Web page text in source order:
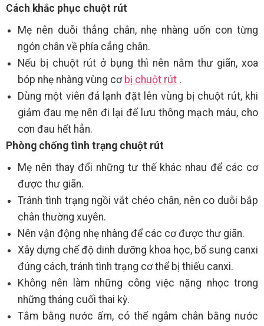
Cách khắc phục chuột rút
Mẹ nên duỗi thẳng chân, nhẹ nhàng uốn con từng
ngón chân về phía cẳng chân.
Nếu bị chuột rút ở bụng thì nên nằm thư giãn, xoa
bóp nhẹ nhàng vùng cơ bị chuột rút .
Dùng một viên đá lạnh đặt lên vùng bị chuột rút, khi
giảm đau mẹ nên đi lại để lưu thông mạch máu, cho
cơn đau hết hẳn.
Phòng chống tình trạng chuột rút
Mẹ nên thay đổi những tư thế khác nhau để các cơ
được thư giãn.
Tránh tình trạng ngồi vắt chéo chân, nên co duỗi bắp
chân thường xuyên.
Nên vận động nhẹ nhàng để các cơ được thư giãn.
Xây dựng chế độ dinh dưỡng khoa học, bổ sung canxi
đúng cách, tránh tình trạng cơ thể bị thiếu canxi.
Không nên làm những công việc nặng nhọc trong
những tháng cuối thai kỳ.
Tắm bằng nước ấm, có thể ngâm chân bằng nước